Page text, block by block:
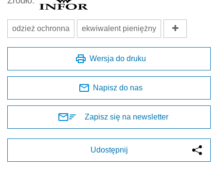
odzież ochronna ekwiwalent pieniężny
Wersja do druku
Napisz do nas
Zapisz się na newsletter
Udostępnij